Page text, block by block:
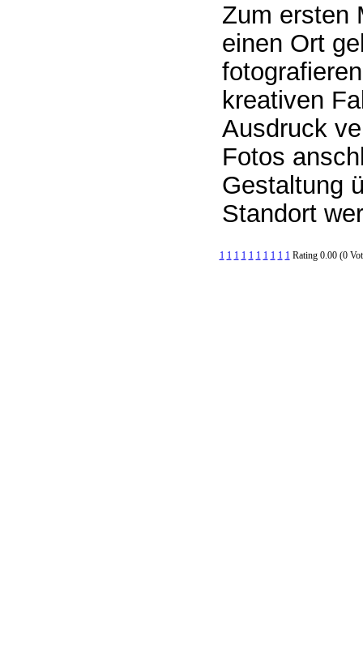
Zum ersten
einen Ort
kreativen
Ausdruck
Fotos
Gestaltung
Standort
1 1 1 1 1 1 1 1 1 1 Rating 0.00 (0